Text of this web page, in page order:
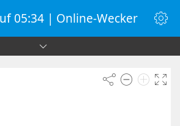
05:34 | Online-Wecker